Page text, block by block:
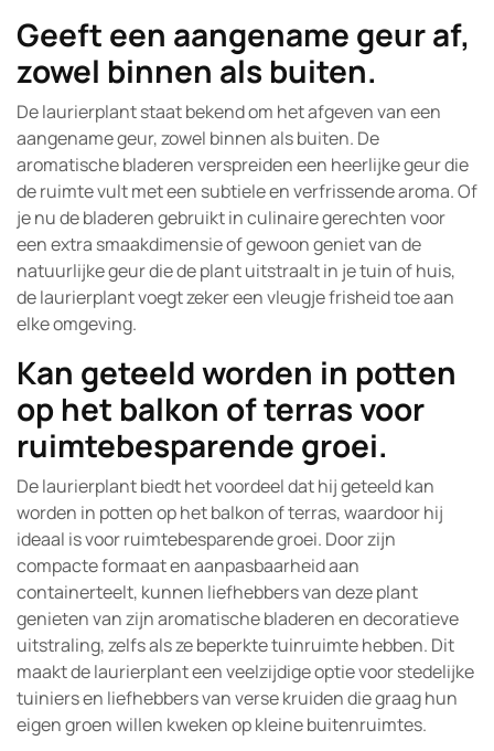
Geeft een aangename geur af,
zowel binnen als buiten.
De laurierplant staat bekend om het afgeven van een
aangename geur, zowel binnen als buiten. De
aromatische bladeren verspreiden een heerlijke geur die
de ruimte vult met een subtiele en verfrissende aroma. Of
je nu de bladeren gebruikt in culinaire gerechten voor
een extra smaakdimensie of gewoon geniet van de
natuurlijke geur die de plant uitstraalt in je tuin of huis,
de laurierplant voegt zeker een vleugje frisheid toe aan
elke omgeving.
Kan geteeld worden in potten
op het balkon of terras voor
ruimtebesparende groei.
De laurierplant biedt het voordeel dat hij geteeld kan
worden in potten op het balkon of terras, waardoor hij
ideaal is voor ruimtebesparende groei. Door zijn
compacte formaat en aanpasbaarheid aan
containerteelt, kunnen liefhebbers van deze plant
genieten van zijn aromatische bladeren en decoratieve
uitstraling, zelfs als ze beperkte tuinruimte hebben. Dit
maakt de laurierplant een veelzijdige optie voor stedelijke
tuiniers en liefhebbers van verse kruiden die graag hun
eigen groen willen kweken op kleine buitenruimtes.